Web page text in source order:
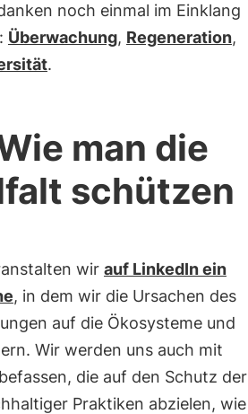
noch einmal im Einklang
Überwachung, Regeneration,
.
man die
schützen
wir auf LinkedIn ein
, in dem wir die Ursachen des
auf die Ökosysteme und
Wir werden uns auch mit
die auf den Schutz der
Praktiken abzielen, wie